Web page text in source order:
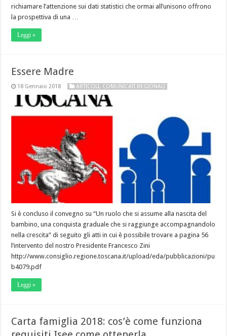
richiamare l’attenzione sui dati statistici che ormai all’unisono offrono
la prospettiva di una …
Leggi »
Essere Madre
18 Gennaio 2018 ARTICOLI, COMUNICATI REGIONALI
Si è concluso il convegno su “Un ruolo che si assume alla nascita del
bambino, una conquista graduale che si raggiunge accompagnandolo
nella crescita” di seguito gli atti in cui è possibile trovare a pagina 56
l’intervento del nostro Presidente Francesco Zini
http://www.consiglio.regione.toscana.it/upload/eda/pubblicazioni/pu
b4079.pdf
Leggi »
Carta famiglia 2018: cos’è come funziona